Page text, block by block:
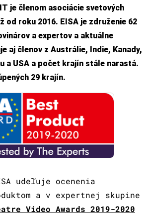
je členom asociácie svetových
od roku 2016. EISA je združenie 62
a expertov a aktuálne
aj členov z Austrálie, Indie, Kanady,
a USA a počet krajín stále narastá.
29 krajín.
udeľuje ocenenia
a v expertnej skupine
Video Awards 2019-2020